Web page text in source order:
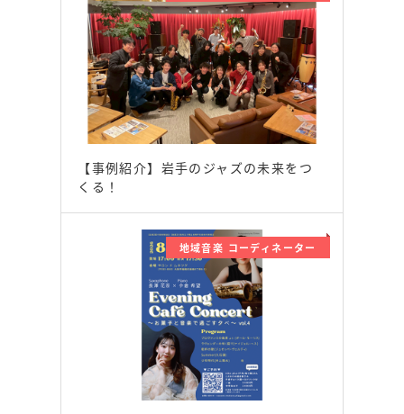
【事例紹介】岩手のジャズの未来をつ
くる！
地域音楽 コーディネーター